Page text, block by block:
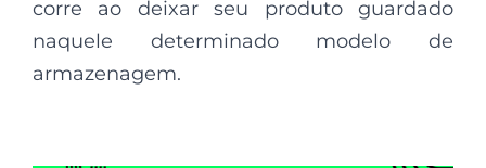
corre ao deixar seu produto guardado
naquele determinado modelo de
armazenagem.